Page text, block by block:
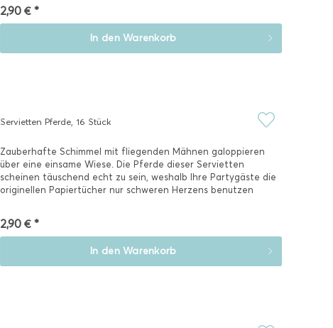
2,90 € *
In den Warenkorb
Servietten Pferde, 16 Stück
Zauberhafte Schimmel mit fliegenden Mähnen galoppieren
über eine einsame Wiese. Die Pferde dieser Servietten
scheinen täuschend echt zu sein, weshalb Ihre Partygäste die
originellen Papiertücher nur schweren Herzens benutzen
2,90 € *
In den Warenkorb